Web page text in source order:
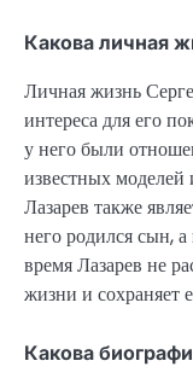
Какова личная
Личная жизнь
интереса для его
у него были
известных
Лазарев также
него родился сын,
время Лазарев не
жизни и сохраняет
Какова